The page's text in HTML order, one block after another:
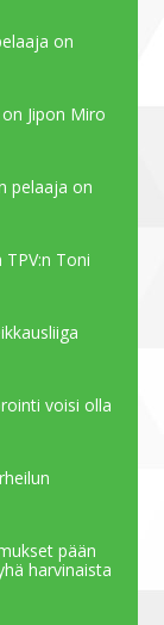
on
Jipon Miro
pelaaja on
Toni
voisi olla
pään
harvinaista